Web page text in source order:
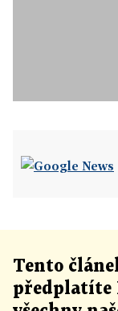
Tento
předplatíte